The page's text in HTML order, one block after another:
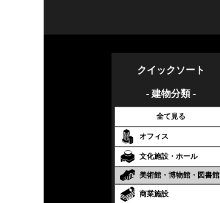
クイックソート
- 建物分類 -
全て見る
オフィス
文化施設・ホール
美術館・博物館・図書館
商業施設